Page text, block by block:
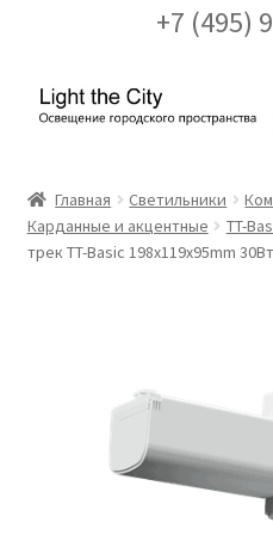
+7 (495)
Перейти
Перейти
FAQ про кронштейны
Заказ проекта освещения
Главная Светильники
Карданные и акцентные
TT-
трек TT-Basic 198x119x95mm